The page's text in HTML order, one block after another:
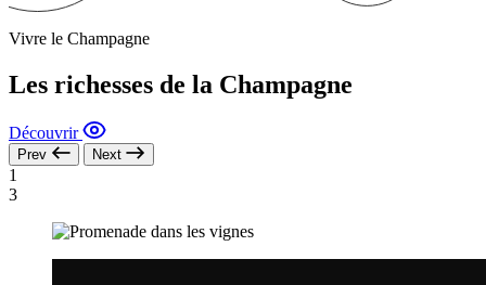
Vivre le Champagne
Les richesses de la Champagne
Découvrir
Prev Next
1
3